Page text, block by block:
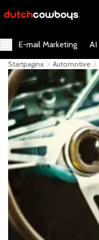
E-mail Marketing AI
Startpagina Automotive